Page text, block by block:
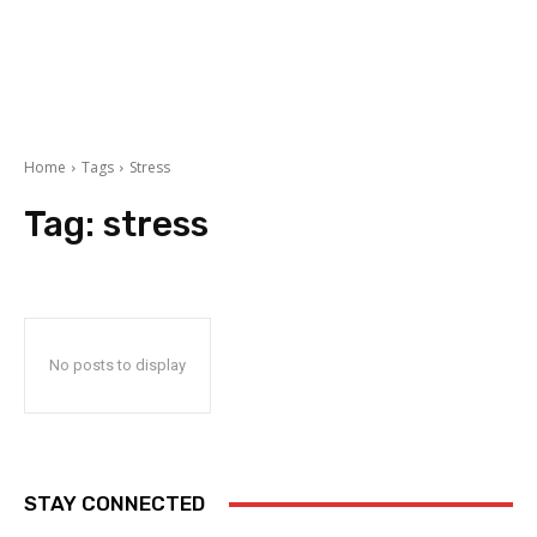
Home Tags Stress
Tag: stress
No posts to display
STAY CONNECTED